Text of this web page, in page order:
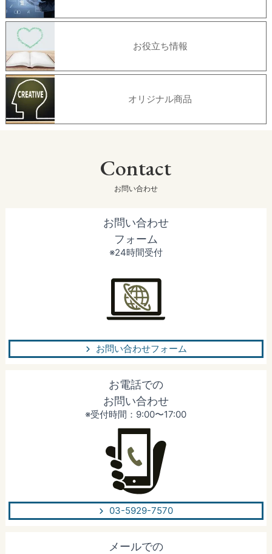
お役立ち情報
オリジナル商品
Contact
お問い合わせ
お問い合わせ
フォーム
※24時間受付
お問い合わせフォーム
お電話での
お問い合わせ
※受付時間：9:00〜17:00
03-5929-7570
メールでの